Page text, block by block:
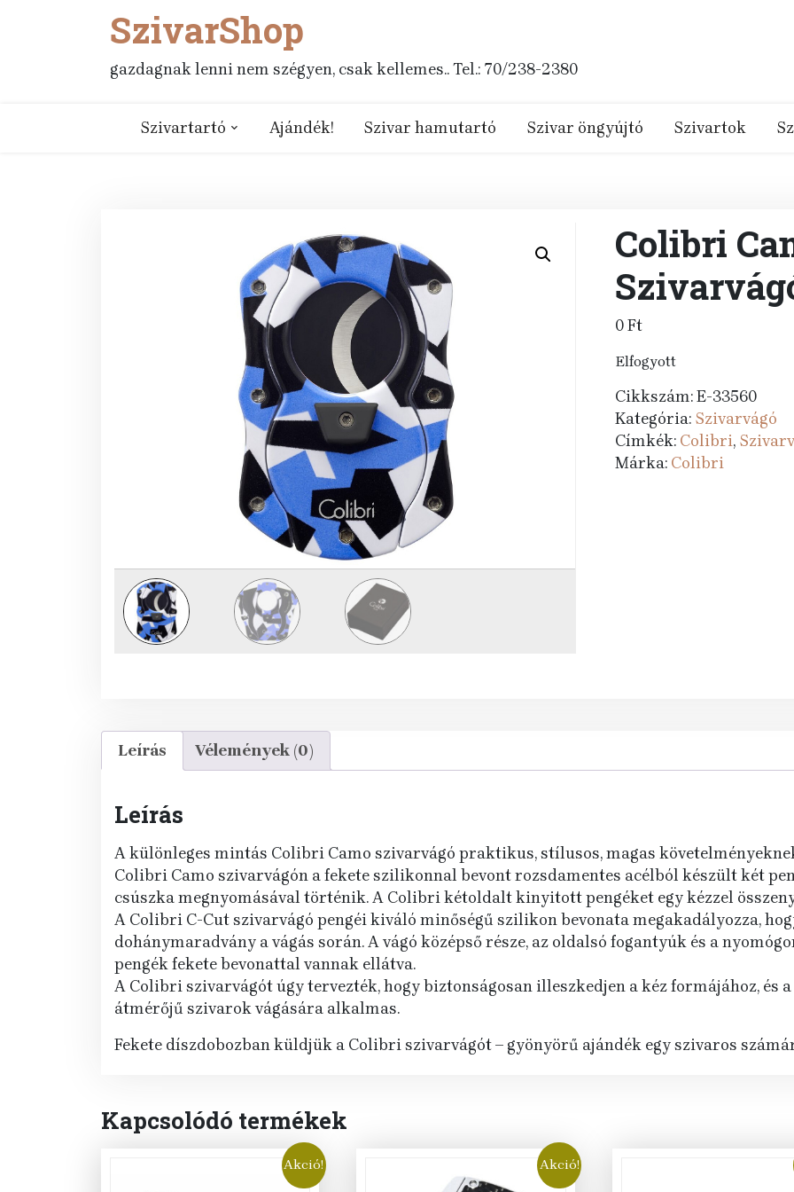
SzivarShop
gazdagnak lenni nem szégyen, csak kellemes.. Tel.: 70/238-2380
Szivartartó Ajándék! Szivar hamutartó Szivar öngyújtó Szivartok
Colibri
0Ft
Elfogyott
Cikkszám:E-33560
Kategória: Szivarvágó
Címkék: Colibri,
Márka: Colibri
Leírás Vélemények (0)
Leírás
A különleges mintás Colibri Camo szivarvágó praktikus, stílusos, magas
Colibri Camo szivarvágón a fekete szilikonnal bevont rozsdamentes acélból készült két
csúszka megnyomásával történik. A Colibri kétoldalt kinyitott pengéket egy kézzel
A Colibri C-Cut szivarvágó pengéi kiváló minőségű szilikon bevonata megakadályozza,
dohánymaradvány a vágás során. A vágó középső része, az oldalsó fogantyúk és a
pengék fekete bevonattal vannak ellátva.
A Colibri szivarvágót úgy tervezték, hogy biztonságosan illeszkedjen a kéz formájához, és
átmérőjű szivarok vágására alkalmas.
Fekete díszdobozban küldjük a Colibri szivarvágót – gyönyörű ajándék egy szivaros
Kapcsolódó termékek
Akció! Akció!